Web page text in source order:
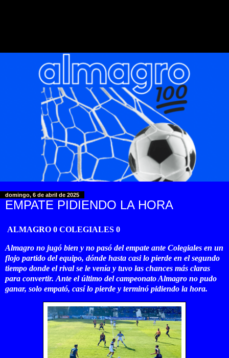
domingo, 6 de abril de 2025
EMPATE PIDIENDO LA HORA
ALMAGRO 0 COLEGIALES 0
Almagro no jugó bien y no pasó del empate ante Colegiales en un
flojo partido del equipo, dónde hasta casi lo pierde en el segundo
tiempo donde el rival se le venía y tuvo las chances más claras
para convertir. Ante el último del campeonato Almagro no pudo
ganar, solo empató, casí lo pierde y terminó pidiendo la hora.